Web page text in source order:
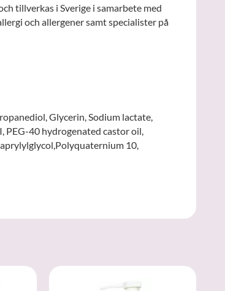
tillverkas i Sverige i samarbete med
och allergener samt specialister på
Glycerin, Sodium lactate,
PEG-40 hydrogenated castor oil,
10,